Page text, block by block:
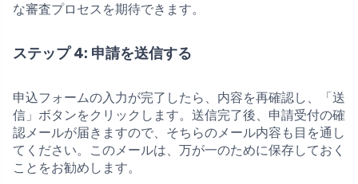
な審査プロセスを期待できます。
ステップ 4: 申請を送信する
申込フォームの入力が完了したら、内容を再確認し、「送
信」ボタンをクリックします。送信完了後、申請受付の確
認メールが届きますので、そちらのメール内容も目を通し
てください。このメールは、万が一のために保存しておく
ことをお勧めします。